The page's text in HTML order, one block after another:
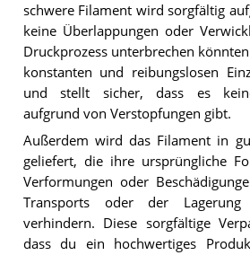
schwere Filament wird sorgfältig
keine Überlappungen oder
Druckprozess unterbrechen
konstanten und reibungslosen
und stellt sicher, dass es
aufgrund von Verstopfungen gibt.
Außerdem wird das Filament in
geliefert, die ihre ursprüngliche
Verformungen oder
Transports oder der Lagerung
verhindern. Diese sorgfältige
dass du ein hochwertiges